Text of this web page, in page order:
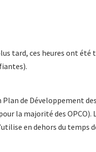
tard, ces heures ont
de Développement
la majorité des OPCO).
en dehors du temps